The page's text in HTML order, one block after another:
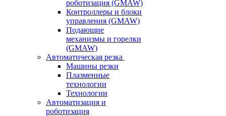
роботизация (GMAW)
Контроллеры и блоки
управления (GMAW)
Подающие
механизмы и горелки
(GMAW)
Автоматическая резка
Машины резки
Плазменные
технологии
Технологии
Автоматизация и
роботизация